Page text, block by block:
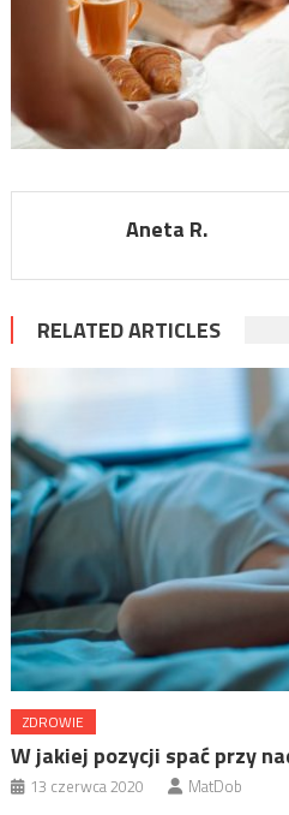
Aneta R.
RELATED ARTICLES
ZDROWIE
W jakiej pozycji spać przy
13 czerwca 2020 MatDob